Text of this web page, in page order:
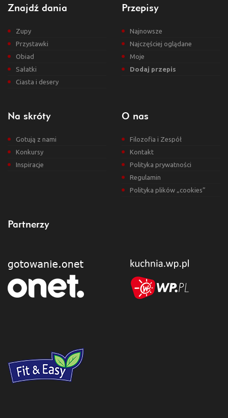
Znajdź dania
Zupy
Przystawki
Obiad
Sałatki
Ciasta i desery
Przepisy
Najnowsze
Najczęściej oglądane
Moje
Dodaj przepis
Na skróty
Gotują z nami
Konkursy
Inspiracje
O nas
Filozofia i Zespół
Kontakt
Polityka prywatności
Regulamin
Polityka plików „cookies”
Partnerzy